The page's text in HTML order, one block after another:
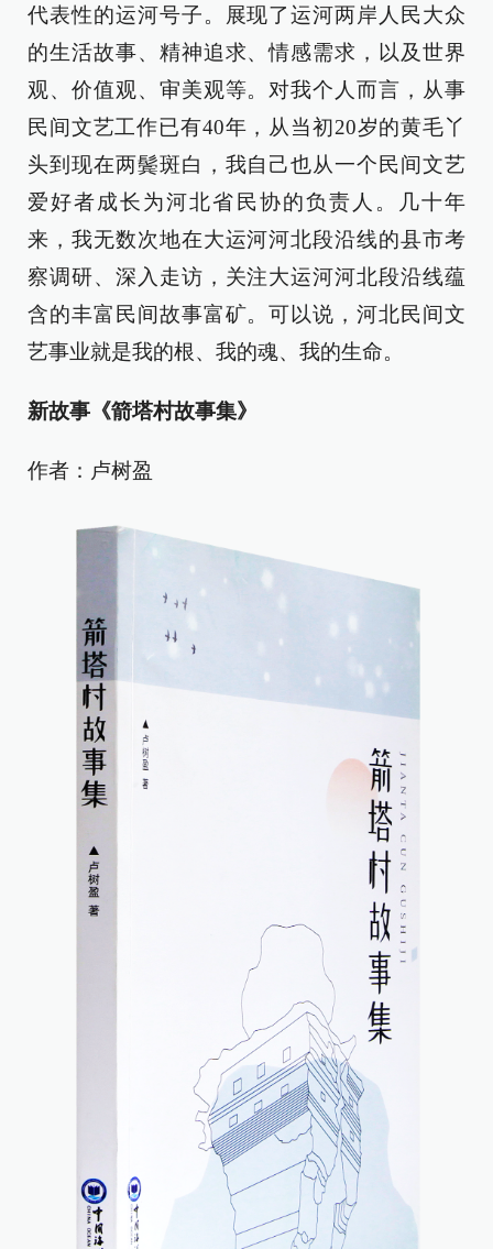
代表性的运河号子。展现了运河两岸人民大众
的生活故事、精神追求、情感需求，以及世界
观、价值观、审美观等。对我个人而言，从事
民间文艺工作已有40年，从当初20岁的黄毛丫
头到现在两鬓斑白，我自己也从一个民间文艺
爱好者成长为河北省民协的负责人。几十年
来，我无数次地在大运河河北段沿线的县市考
察调研、深入走访，关注大运河河北段沿线蕴
含的丰富民间故事富矿。可以说，河北民间文
艺事业就是我的根、我的魂、我的生命。
新故事 《箭塔村故事集》
作者：卢树盈